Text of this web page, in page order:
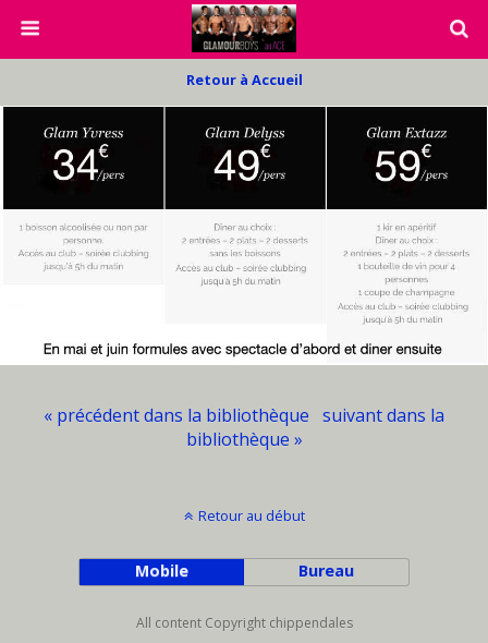
Retour à Accueil
« précédent dans la bibliothèque suivant dans la
bibliothèque »
Retour au début
Mobile Bureau
All content Copyright chippendales